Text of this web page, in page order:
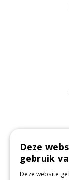
Deze
gebruik
Deze website